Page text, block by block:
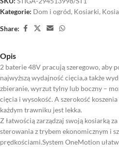
Kategorie: Dom i ogród, Kosiarki,
Share:
Opis
2 baterie 48V pracują szeregowo, aby
najwyższą wydajność cięcia,a także
zbieranie, wyrzut tylny lub boczny –
cięcia i wysokość. A szerokość
każdym trawniku jest lekka.
Z łatwością zarządzaj swoją kosiarką
sterowania z trybem ekonomicznym i
prędkościami.System OneMotion